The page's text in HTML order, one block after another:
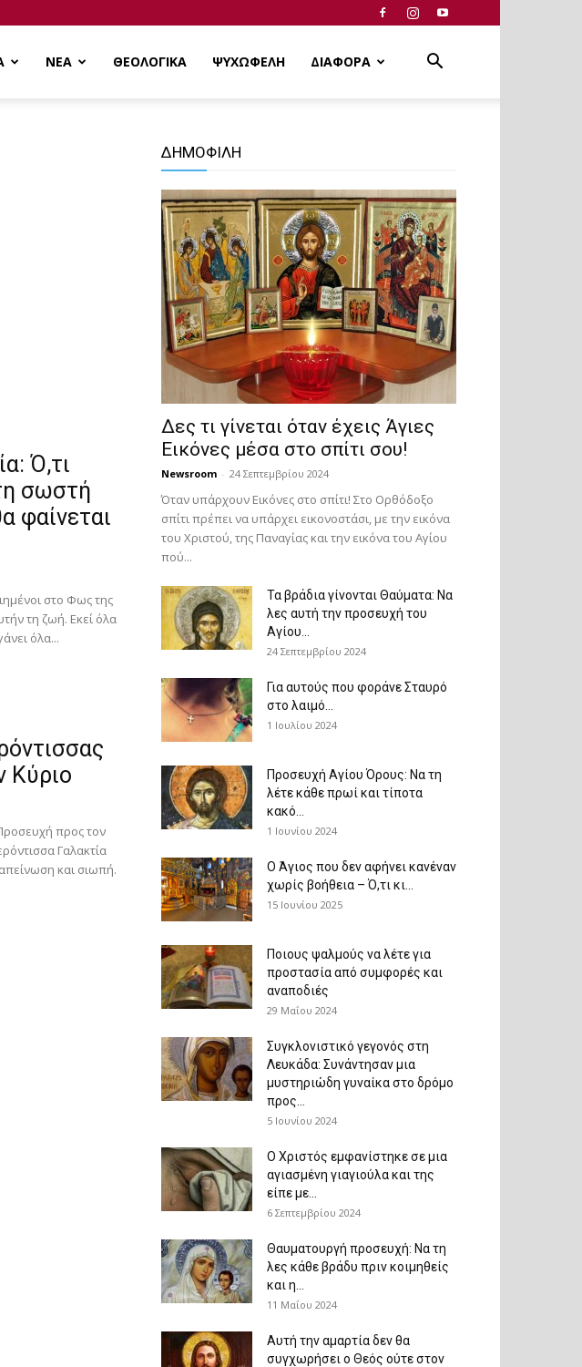
ΝΕΑ ΘΕΟΛΟΓΙΚΑ ΨΥΧΩΦΕΛΗ ΔΙΑΦΟΡΑ
Ό,τι
σωστή
φαίνεται
στο Φως της
τη ζωή. Εκεί όλα
όλα...
Κύριο
προς τον
Γαλακτία
και σιωπή.
ΔΗΜΟΦΙΛΗ
Δες τι γίνεται όταν έχεις Άγιες
Εικόνες μέσα στο σπίτι σου!
Newsroom - 24 Σεπτεμβρίου 2024
Όταν υπάρχουν Εικόνες στο σπίτι! Στο Ορθόδοξο
σπίτι πρέπει να υπάρχει εικονοστάσι, με την εικόνα
του Χριστού, της Παν­αγίας και την εικόνα του Αγίου
πού...
Τα βράδια γίνονται Θαύματα: Να
λες αυτή την προσευχή του
Αγίου...
24 Σεπτεμβρίου 2024
Για αυτούς που φοράνε Σταυρό
στο λαιμό…
1 Ιουλίου 2024
Προσευχή Αγίου Όρους: Να τη
λέτε κάθε πρωί και τίποτα
κακό...
1 Ιουνίου 2024
Ο Άγιος που δεν αφήνει κανέναν
χωρίς βοήθεια – Ό,τι κι...
15 Ιουνίου 2025
Ποιους ψαλμούς να λέτε για
προστασία από συμφορές και
αναποδιές
29 Μαΐου 2024
Συγκλονιστικό γεγονός στη
Λευκάδα: Συνάντησαν μια
μυστηριώδη γυναίκα στο δρόμο
προς...
5 Ιουνίου 2024
Ο Χριστός εμφανίστηκε σε μια
αγιασμένη γιαγιούλα και της
είπε με...
6 Σεπτεμβρίου 2024
Θαυματουργή προσευχή: Να τη
λες κάθε βράδυ πριν κοιμηθείς
και η...
11 Μαΐου 2024
Αυτή την αμαρτία δεν θα
συγχωρήσει ο Θεός ούτε στον